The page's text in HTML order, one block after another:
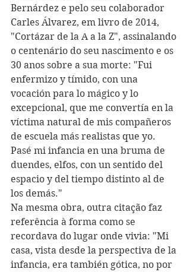
Bernárdez e pelo seu colaborador
Carles Álvarez, em livro de 2014,
"Cortázar de la A a la Z", assinalando
o centenário do seu nascimento e os
30 anos sobre a sua morte: "Fui
enfermizo y tímido, con una
vocación para lo mágico y lo
excepcional, que me convertía en la
víctima natural de mis compañeros
de escuela más realistas que yo.
Pasé mi infancia en una bruma de
duendes, elfos, con un sentido del
espacio y del tiempo distinto al de
los demás."
Na mesma obra, outra citação faz
referência à forma como se
recordava do lugar onde vivia: "Mi
casa, vista desde la perspectiva de la
infancia, era también gótica, no por